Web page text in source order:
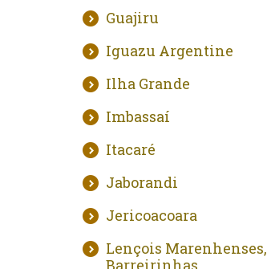
Guajiru
Iguazu Argentine
Ilha Grande
Imbassaí
Itacaré
Jaborandi
Jericoacoara
Lençois Marenhenses,
Barreirinhas